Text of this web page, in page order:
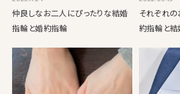
仲良しなお二人にぴったりな結婚
指輪と婚約指輪
それぞれ
約指輪と